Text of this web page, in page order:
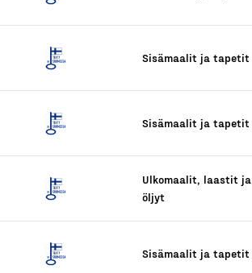
Sisämaalit ja tapetit
Sisämaalit ja tapetit
Ulkomaalit, laastit ja
öljyt
Sisämaalit ja tapetit